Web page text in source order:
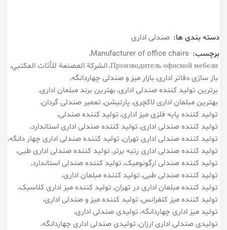
دسته بندی ها: صندلی اداری
برچسب: Manufacturer of office chairs
Производитель офисной мебели الشركة المصنعة للأثاث المكتبي
باز سازی دفاتر اداری بازار میز و صندلی چهاردانگه
برترین تولید کننده صندلی اداری بهترین برند مبلمان اداری
بهترین مبلمان اداری لاکچری پارتیشن تعمیر صندلی گردان
تولید کننده پایه فلزی میز اداری تولید کننده صندلی
تولید کننده صندلی اداری تولید کننده صندلی اداری استاندارد
تولید کننده صندلی اداری تهران تولید کننده صندلی اداری چهار دانگه
تولید کننده صندلی اداری رتبه برتر تولید کننده صندلی اداری طبی
تولید کننده صندلی ارگونومیک تولید کننده صندلی استاندارد
تولید کننده صندلی طبی تولید کننده مبلمان اداری
تولید کننده مبلمان اداری در تهران تولید کننده میز اداری کلاسیک
تولید کننده میز کنفرانس تولید کننده میز و صندلی اداری
تولید میز اداری چهاردانگه تولیدی صندلی اداری
تولیدی صندلی اداری ارزان تولیدی صندلی اداری چهاردانگه